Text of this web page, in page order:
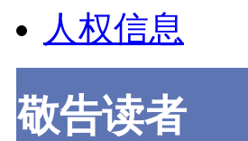
人权信息
敬告读者